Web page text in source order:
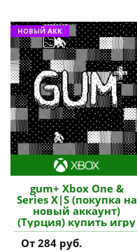
НОВЫЙ АКК
gum+ Xbox One &
Series X|S (покупка на
новый аккаунт)
(Турция) купить игру
От 284 руб.